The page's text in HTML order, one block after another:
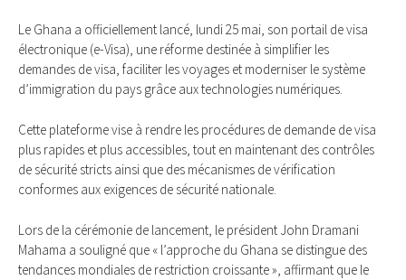
Le Ghana a officiellement lancé, lundi 25 mai, son portail de visa
électronique (e-Visa), une réforme destinée à simplifier les
demandes de visa, faciliter les voyages et moderniser le système
d’immigration du pays grâce aux technologies numériques.
Cette plateforme vise à rendre les procédures de demande de visa
plus rapides et plus accessibles, tout en maintenant des contrôles
de sécurité stricts ainsi que des mécanismes de vérification
conformes aux exigences de sécurité nationale.
Lors de la cérémonie de lancement, le président John Dramani
Mahama a souligné que « l’approche du Ghana se distingue des
tendances mondiales de restriction croissante », affirmant que le